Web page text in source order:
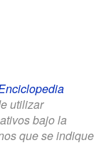
utilizar
bajo la
que se indique